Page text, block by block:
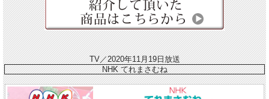
TV／2020年11月19日放送
NHK てれまさむね